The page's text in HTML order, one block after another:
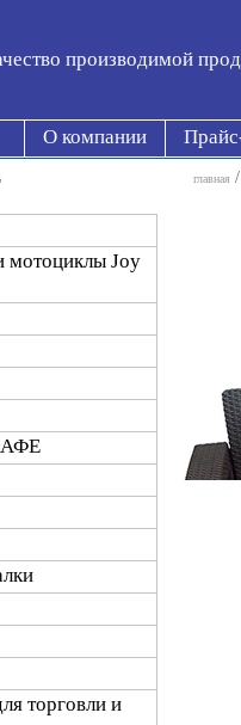
производимой
О компании
мотоциклы Joy
торговли и
главная /